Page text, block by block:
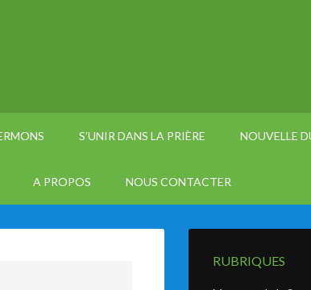
S’UNIR DANS LA PRIÈRE NOUVELLE
A PROPOS NOUS CONTACTER
RUBRIQUES